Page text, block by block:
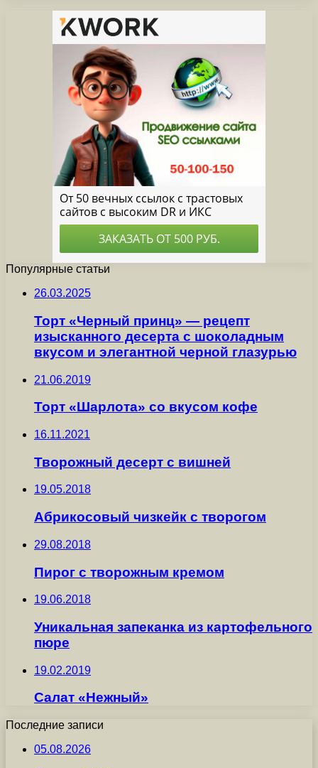
Популярные статьи
26.03.2025
Торт «Черный принц» — рецепт
изысканного десерта с шоколадным
вкусом и элегантной черной глазурью
21.06.2019
Торт «Шарлота» со вкусом кофе
16.11.2021
Творожный десерт с вишней
19.05.2018
Абрикосовый чизкейк с творогом
29.08.2018
Пирог с творожным кремом
19.06.2018
Уникальная запеканка из картофельного
пюре
19.02.2019
Салат «Нежный»
Последние записи
05.08.2026